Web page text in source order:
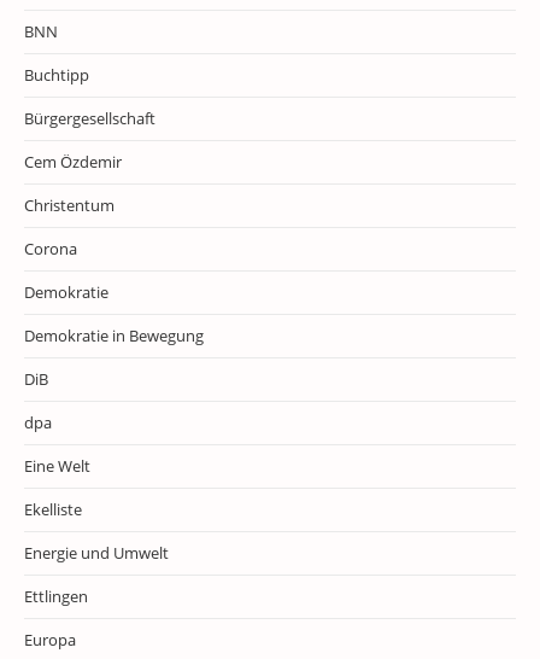
BNN
Buchtipp
Bürgergesellschaft
Cem Özdemir
Christentum
Corona
Demokratie
Demokratie in Bewegung
DiB
dpa
Eine Welt
Ekelliste
Energie und Umwelt
Ettlingen
Europa